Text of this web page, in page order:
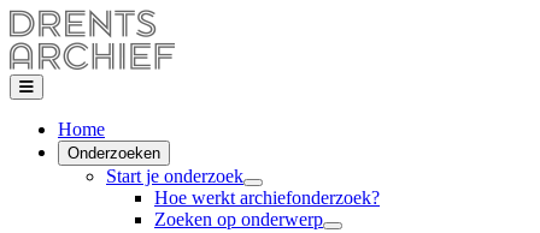
Home
Onderzoeken
Start je onderzoek
Hoe werkt archiefonderzoek?
Zoeken op onderwerp